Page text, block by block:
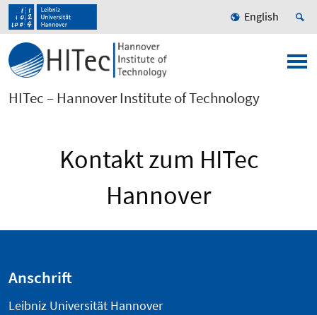
English
HITec – Hannover Institute of Technology
Kontakt zum HITec
Hannover
Anschrift
Leibniz Universität Hannover